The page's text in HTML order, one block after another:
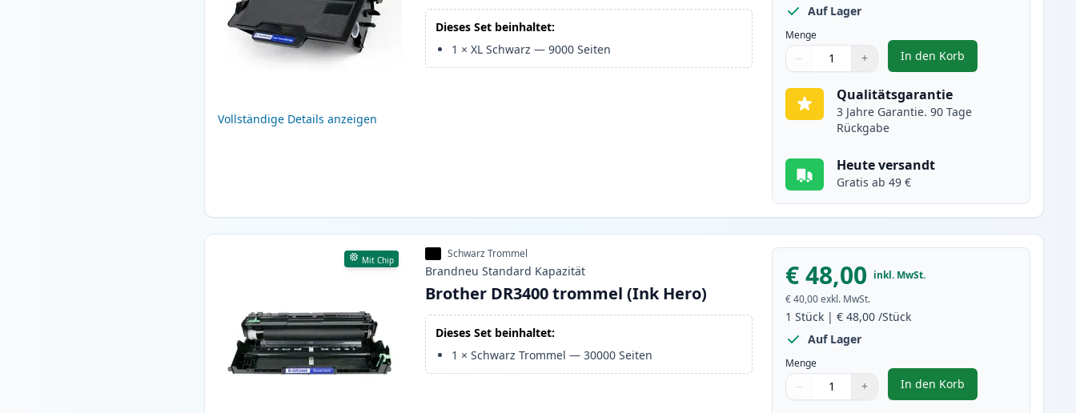
Vollständige Details anzeigen
Dieses Set beinhaltet:
1 ×XL Schwarz —9000 Seiten
Auf Lager
Menge
Menge
Verwenden Sie die Tasten, um anzupassen
− +
Menge 1
In den Korb
, Brother TN3480
Qualitätsgarantie
3 Jahre Garantie. 90 Tage
Rückgabe
Heute versandt
Gratis ab 49 €
Mit Chip Schwarz Trommel
Brandneu Standard Kapazität
Brother DR3400 trommel (Ink Hero)
Dieses Set beinhaltet:
1 ×Schwarz Trommel —30000 Seiten
€ 48,00 inkl. MwSt.
€ 40,00 exkl. MwSt.
1 Stück |€ 48,00 /Stück
Auf Lager
Menge
Menge
Verwenden Sie die Tasten, um anzupassen
− +
Menge 1
In den Korb
, Brother DR3400 trommel